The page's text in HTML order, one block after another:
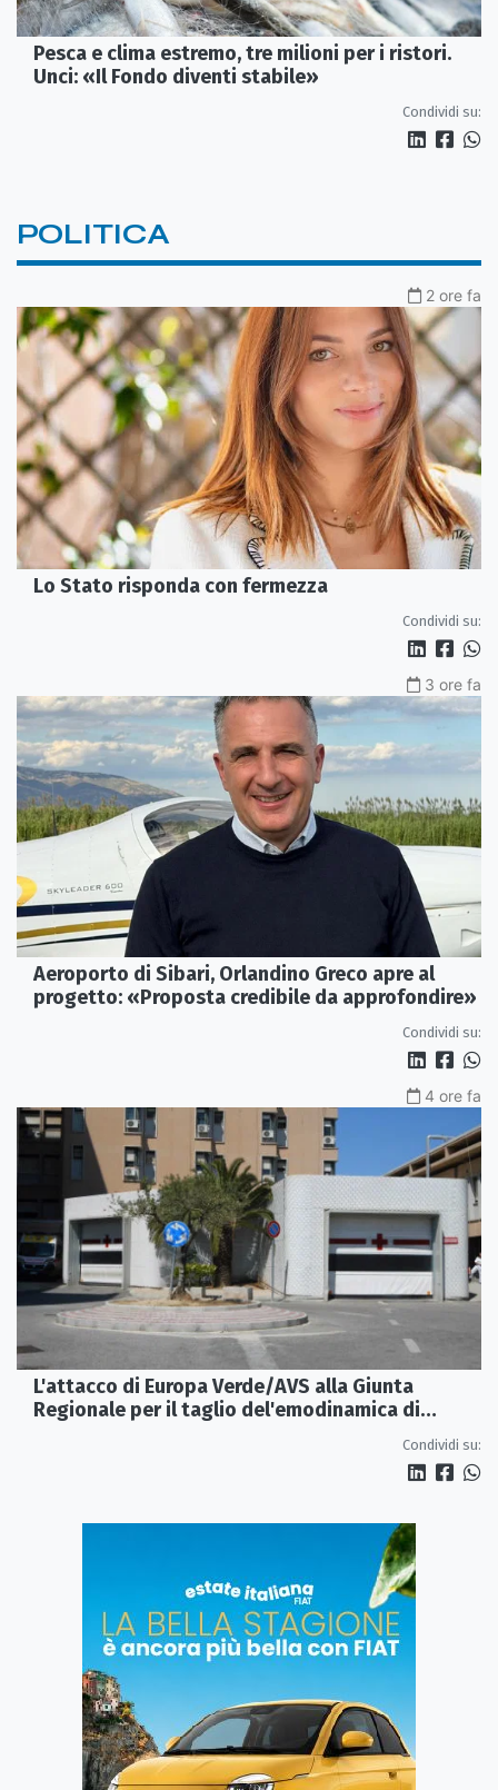
Pesca e clima estremo, tre milioni per i ristori.
Unci: «Il Fondo diventi stabile»
Condividi su:
POLITICA
2 ore fa
Lo Stato risponda con fermezza
Condividi su:
3 ore fa
Aeroporto di Sibari, Orlandino Greco apre al
progetto: «Proposta credibile da approfondire»
Condividi su:
4 ore fa
L'attacco di Europa Verde/AVS alla Giunta
Regionale per il taglio del'emodinamica di
Condividi su: